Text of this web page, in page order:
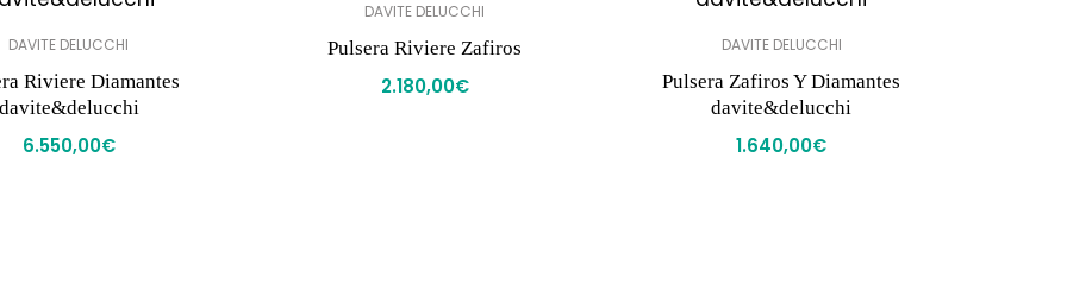
DAVITE DELUCCHI
Riviere Diamantes
davite&delucchi
6.550,00€
DAVITE DELUCCHI
Pulsera Riviere Zafiros
2.180,00€
DAVITE DELUCCHI
Pulsera Zafiros Y Diamantes
davite&delucchi
1.640,00€